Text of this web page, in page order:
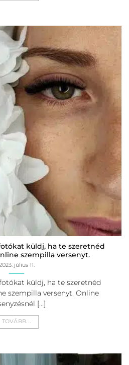
küldj, ha te szeretnéd
szempilla versenyt.
július 11.
küldj, ha te szeretnéd
szempilla versenyt. Online
[...]
TOVÁBB...